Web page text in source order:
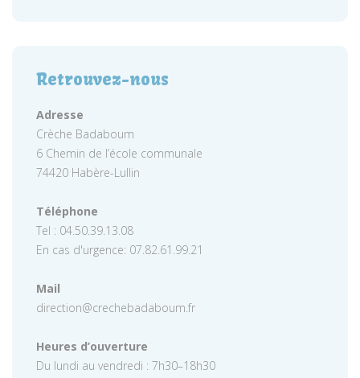
Retrouvez-nous
Adresse
Crèche Badaboum
6 Chemin de l’école communale
74420 Habère-Lullin
Téléphone
Tel : 04.50.39.13.08
En cas d'urgence: 07.82.61.99.21
Mail
direction@crechebadaboum.fr
Heures d’ouverture
Du lundi au vendredi : 7h30–18h30